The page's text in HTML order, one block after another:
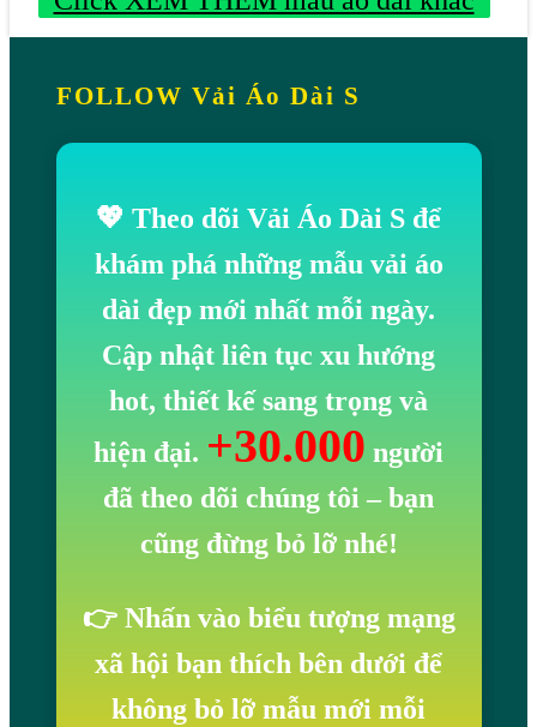
FOLLOW Vải Áo Dài S
💖 Theo dõi Vải Áo Dài S để
khám phá những mẫu vải áo
dài đẹp mới nhất mỗi ngày.
Cập nhật liên tục xu hướng
hot, thiết kế sang trọng và
hiện đại. +30.000 người
đã theo dõi chúng tôi – bạn
cũng đừng bỏ lỡ nhé!
👉 Nhấn vào biểu tượng mạng
xã hội bạn thích bên dưới để
không bỏ lỡ mẫu mới mỗi